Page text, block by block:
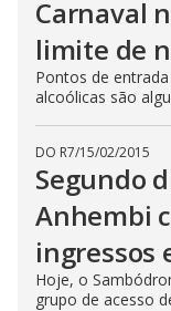
Carnaval
limite de
Pontos de
alcoólicas são
DO R7/15/02/2015
Segundo
Anhembi
ingressos
Hoje, o
grupo de acesso